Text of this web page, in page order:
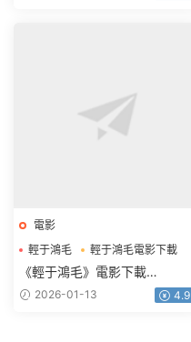
電影
輕于鴻毛
輕于鴻毛電影下載
《輕于鴻毛》電影下載
2160p.HD國語中字
2026-01-13 4.9